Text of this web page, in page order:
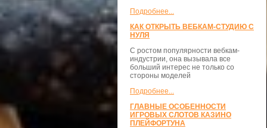
Подробнее...
КАК ОТКРЫТЬ ВЕБКАМ-СТУДИЮ С
НУЛЯ
С ростом популярности вебкам-
индустрии, она вызывала все
больший интерес не только со
стороны моделей
Подробнее...
ГЛАВНЫЕ ОСОБЕННОСТИ
ИГРОВЫХ СЛОТОВ КАЗИНО
ПЛЕЙФОРТУНА